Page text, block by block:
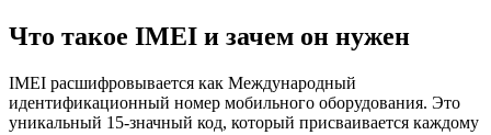
Что такое IMEI и зачем он нужен
IMEI расшифровывается как Международный
идентификационный номер мобильного оборудования. Это
уникальный 15-значный код, который присваивается каждому